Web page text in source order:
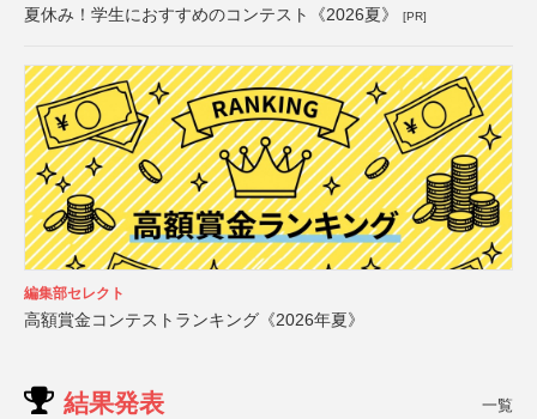
夏休み！学生におすすめのコンテスト《2026夏》 [PR]
編集部セレクト
高額賞金コンテストランキング《2026年夏》
結果発表 一覧